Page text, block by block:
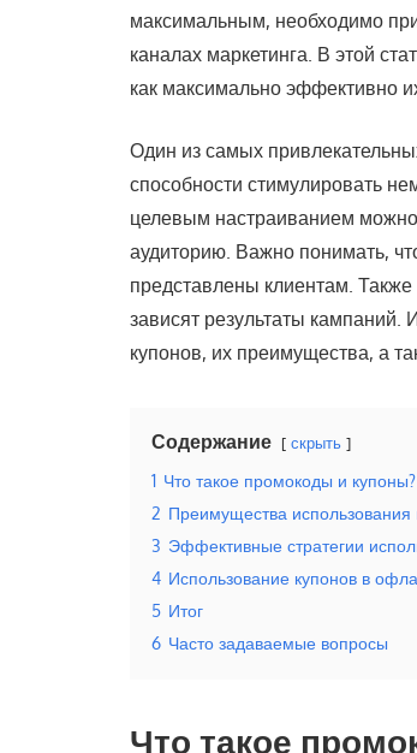
максимальным, необходимо
каналах маркетинга. В этой
как максимально эффективно
Один из самых
способности стимулировать
целевым настраиванием можно
аудиторию. Важно понимать,
представлены клиентам.
зависят результаты
купонов, их преимущества, а
Содержание скрыть
1 Что такое промокоды и купоны?
2 Преимущества использования
3 Эффективные стратегии
4 Использование купонов в
5 Итог
6 Часто задаваемые вопросы
Что такое